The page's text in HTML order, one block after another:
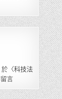
於〈科技法
言